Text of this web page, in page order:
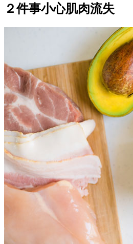
２件事小心肌肉流失